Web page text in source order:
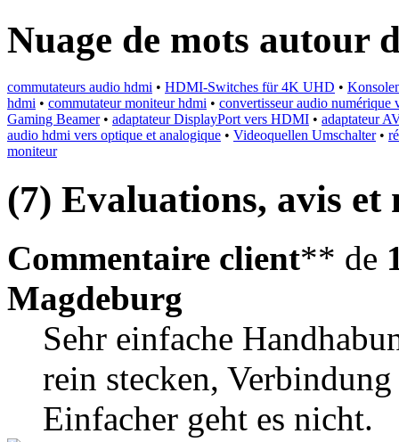
Nuage de mots autour
commutateurs audio hdmi • HDMI-Switches für 4K UHD •
hdmi • commutateur moniteur hdmi • convertisseur audio numérique
Gaming Beamer• adaptateur DisplayPort vers HDMI • adaptateur
audio hdmi vers optique et analogique • Videoquellen Umschalter•
moniteur
(7) Evaluations, avis et
Commentaire client** de
Magdeburg
Sehr einfache
rein stecken,
Einfacher geht es nicht.